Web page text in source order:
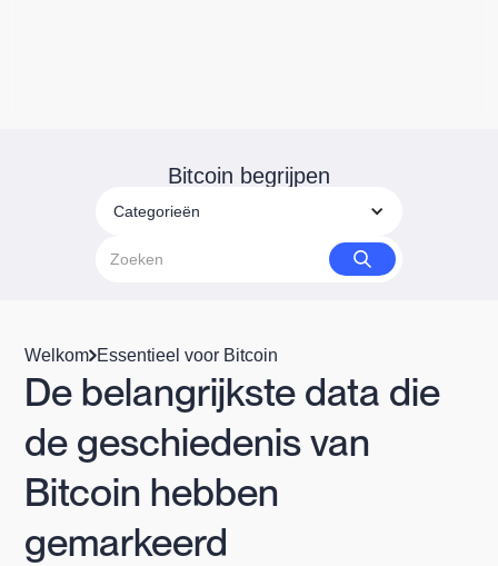
Bitcoin begrijpen
Categorieën
Welkom Essentieel voor Bitcoin
De belangrijkste data die
de geschiedenis van
Bitcoin hebben
gemarkeerd